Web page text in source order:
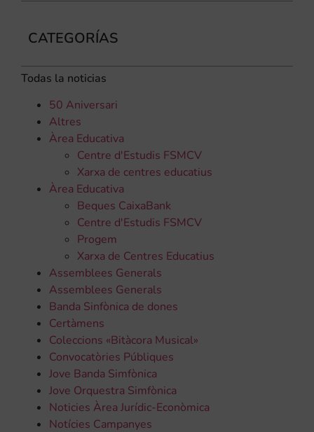
CATEGORÍAS
Todas la noticias
50 Aniversari
Altres
Àrea Educativa
Centre d'Estudis FSMCV
Xarxa de centres educatius
Àrea Educativa
Beques CaixaBank
Centre d'Estudis FSMCV
Progem
Xarxa de Centres Educatius
Assemblees Generals
Assemblees Generals
Banda Sinfònica de dones
Certàmens
Coleccions «Bitàcora Musical»
Convocatòries Públiques
Jove Banda Simfònica
Jove Orquestra Simfònica
Noticies Àrea Jurídic-Econòmica
Notícies Campanyes